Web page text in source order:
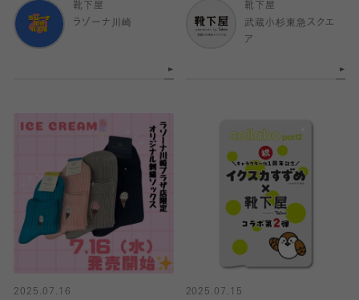
靴下屋
ラゾーナ川崎
靴下屋
武蔵小杉東急スクエ
ア
2025.07.16
2025.07.15